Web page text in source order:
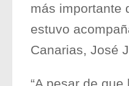
más importante
estuvo
Canarias, José